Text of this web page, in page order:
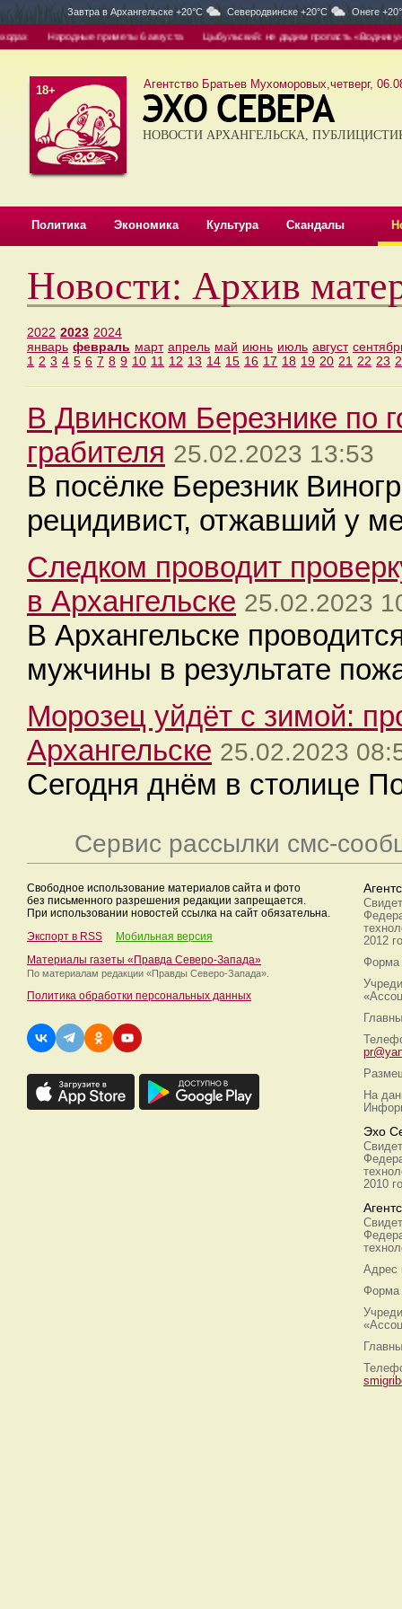
Завтра в Архангельске +20°C Северодвинске +20°C Онеге
Народные приметы 6 августа Цыбульский: не дадим пропасть «Воднику»
18+ Агентство Братьев Мухоморовых,четверг,
НОВОСТИ АРХАНГЕЛЬСКА,
Политика Экономика Культура Скандалы
Новости: Архив
2022 2023 2024
январь февраль март апрель май июнь июль август
1 2 3 4 5 6 7 8 9 10 11 12 13 14 15 16 17 18 19 20 21 22 23
В Двинском Березнике по
грабителя 25.02.2023 13:53
В посёлке Березник
рецидивист, отжавший у
Следком проводит
в Архангельске 25.02.2023
В Архангельске
мужчины в результате
Морозец уйдёт с зимой:
Архангельске 25.02.2023
Сегодня днём в столице
Сервис рассылки смс-
Свободное использование материалов сайта и фото
без письменного разрешения редакции запрещается.
При использовании новостей ссылка на сайт обязательна.
Экспорт в RSS
Мобильная версия
Материалы газеты «Правда Северо-Запада»
По материалам редакции «Правды Северо-Запада».
Политика обработки персональных данных
2012
Форма
На
Эхо
2010
Адрес
Форма